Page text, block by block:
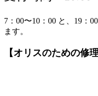
7：00〜10：00 と、19：
ます。
【オリスのための修